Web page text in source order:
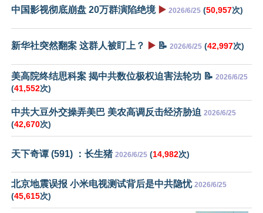
中国影视彻底崩盘 20万群演陷绝境 ▶️ 2026/6/25 (50,957次)
新华社突然翻案 这群人被盯上？ ▶️ 📝 2026/6/25 (42,997次)
美高院终结思科案 揭中共数位极权迫害法轮功 📝 2026/6/25
(41,552次)
中共大豆外交操弄美巴 美农高调反击经济胁迫 2026/6/25
(42,670次)
天下奇谭 (591) ：长生猪 2026/6/25 (14,982次)
北京地震误报 小米电视测试背后是中共隐忧 2026/6/25
(45,615次)